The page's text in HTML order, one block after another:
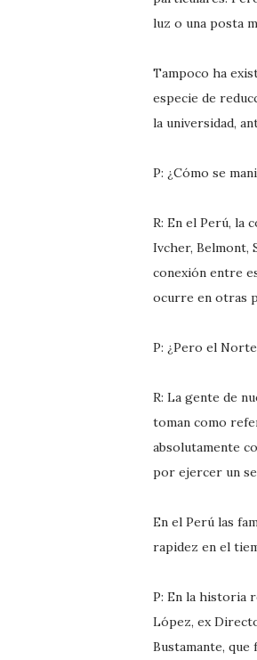
luz o una posta
Tampoco ha
especie de
la universidad,
P: ¿Cómo se
R: En el Perú, la
Ivcher, Belmont,
conexión entre
ocurre en otras
P: ¿Pero el
R: La gente de
toman como
absolutamente
por ejercer un
En el Perú las
rapidez en el
P: En la historia
López, ex
Bustamante, que